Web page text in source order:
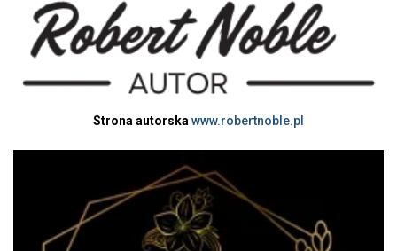
Strona autorska www.robertnoble.pl